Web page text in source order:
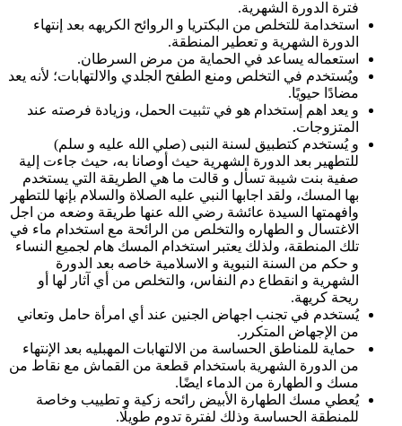
فترة الدورة الشهرية.
استخدامة للتخلص من البكتريا و الروائح الكريهه بعد إنتهاء
الدورة الشهرية و تعطير المنطقة.
استعماله يساعد في الحماية من مرض السرطان.
ويُستخدم في التخلص ومنع الطفح الجلدي والالتهابات؛ لأنه يعد
مضادًا حيويًا.
و يعد اهم إستخدام هو في تثبيت الحمل، وزيادة فرصته عند
المتزوجات.
و يُستخدم كتطبيق لسنة النبى (صلي الله عليه و سلم)
للتطهير بعد الدورة الشهرية حيث أوصانا به، حيث جاءت إلية
صفية بنت شيبة تسأل و قالت ما هي الطريقة التي يستخدم
بها المسك، ولقد اجابها النبي عليه الصلاة والسلام بإنها للتطهر
وافهمتها السيدة عائشة رضي الله عنها طريقة وضعه من اجل
الاغتسال و الطهاره والتخلص من الرائحة مع استخدام ماء في
تلك المنطقة، ولذلك يعتبر استخدام المسك هام لجميع النساء
و حكم من السنة النبوية و الاسلامية خاصه بعد الدورة
الشهرية و انقطاع دم النفاس، والتخلص من أي آثار لها أو
ريحة كريهة.
يُستخدم في تجنب اجهاض الجنين عند أي امرأة حامل وتعاني
من الإجهاض المتكرر.
حماية للمناطق الحساسة من الالتهابات المهبليه بعد الإنتهاء
من الدورة الشهرية باستخدام قطعة من القماش مع نقاط من
مسك و الطهارة من الدماء ايضًا.
يُعطي مسك الطهارة الأبيض رائحه زكية و تطييب وخاصة
للمنطقة الحساسة وذلك لفترة تدوم طويلًا.